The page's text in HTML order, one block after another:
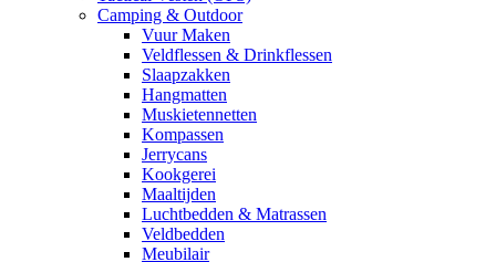
Camping & Outdoor
Vuur Maken
Veldflessen & Drinkflessen
Slaapzakken
Hangmatten
Muskietennetten
Kompassen
Jerrycans
Kookgerei
Maaltijden
Luchtbedden & Matrassen
Veldbedden
Meubilair